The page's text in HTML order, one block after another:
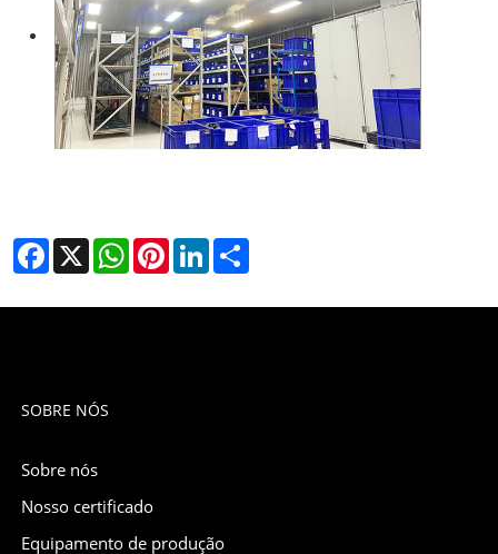
Facebook
X WhatsAppPinterestLinkedIn
SOBRE NÓS
Sobre nós
Nosso certificado
Equipamento de produção